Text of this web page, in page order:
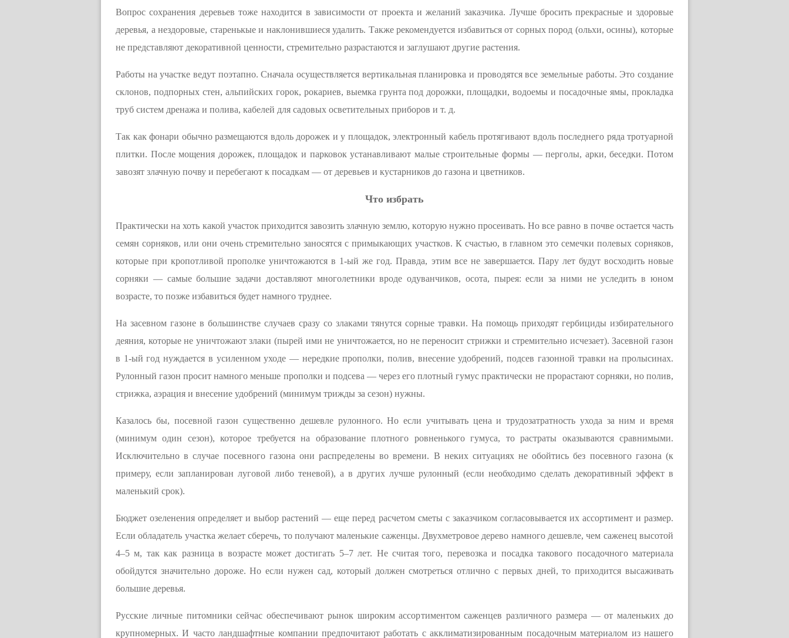
Вопрос сохранения деревьев тоже находится в зависимости от проекта и желаний заказчика. Лучше бросить прекрасные и здоровые
деревья, а нездоровые, старенькые и наклонившиеся удалить. Также рекомендуется избавиться от сорных пород (ольхи, осины), которые
не представляют декоративной ценности, стремительно разрастаются и заглушают другие растения.
Работы на участке ведут поэтапно. Сначала осуществляется вертикальная планировка и проводятся все земельные работы. Это создание
склонов, подпорных стен, альпийских горок, рокариев, выемка грунта под дорожки, площадки, водоемы и посадочные ямы, прокладка
труб систем дренажа и полива, кабелей для садовых осветительных приборов и т. д.
Так как фонари обычно размещаются вдоль дорожек и у площадок, электронный кабель протягивают вдоль последнего ряда тротуарной
плитки. После мощения дорожек, площадок и парковок устанавливают малые строительные формы — перголы, арки, беседки. Потом
завозят злачную почву и перебегают к посадкам — от деревьев и кустарников до газона и цветников.
Что избрать
Практически на хоть какой участок приходится завозить злачную землю, которую нужно просеивать. Но все равно в почве остается часть
семян сорняков, или они очень стремительно заносятся с примыкающих участков. К счастью, в главном это семечки полевых сорняков,
которые при кропотливой прополке уничтожаются в 1-ый же год. Правда, этим все не завершается. Пару лет будут восходить новые
сорняки — самые большие задачи доставляют многолетники вроде одуванчиков, осота, пырея: если за ними не уследить в юном
возрасте, то позже избавиться будет намного труднее.
На засевном газоне в большинстве случаев сразу со злаками тянутся сорные травки. На помощь приходят гербициды избирательного
деяния, которые не уничтожают злаки (пырей ими не уничтожается, но не переносит стрижки и стремительно исчезает). Засевной газон
в 1-ый год нуждается в усиленном уходе — нередкие прополки, полив, внесение удобрений, подсев газонной травки на пролысинах.
Рулонный газон просит намного меньше прополки и подсева — через его плотный гумус практически не прорастают сорняки, но полив,
стрижка, аэрация и внесение удобрений (минимум трижды за сезон) нужны.
Казалось бы, посевной газон существенно дешевле рулонного. Но если учитывать цена и трудозатратность ухода за ним и время
(минимум один сезон), которое требуется на образование плотного ровненького гумуса, то растраты оказываются сравнимыми.
Исключительно в случае посевного газона они распределены во времени. В неких ситуациях не обойтись без посевного газона (к
примеру, если запланирован луговой либо теневой), а в других лучше рулонный (если необходимо сделать декоративный эффект в
маленький срок).
Бюджет озеленения определяет и выбор растений — еще перед расчетом сметы с заказчиком согласовывается их ассортимент и размер.
Если обладатель участка желает сберечь, то получают маленькие саженцы. Двухметровое дерево намного дешевле, чем саженец высотой
4–5 м, так как разница в возрасте может достигать 5–7 лет. Не считая того, перевозка и посадка такового посадочного материала
обойдутся значительно дороже. Но если нужен сад, который должен смотреться отлично с первых дней, то приходится высаживать
большие деревья.
Русские личные питомники сейчас обеспечивают рынок широким ассортиментом саженцев различного размера — от маленьких до
крупномерных. И часто ландшафтные компании предпочитают работать с акклиматизированным посадочным материалом из нашего